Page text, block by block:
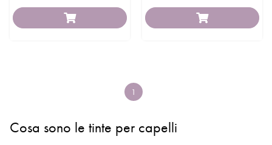
1
Cosa sono le tinte per capelli